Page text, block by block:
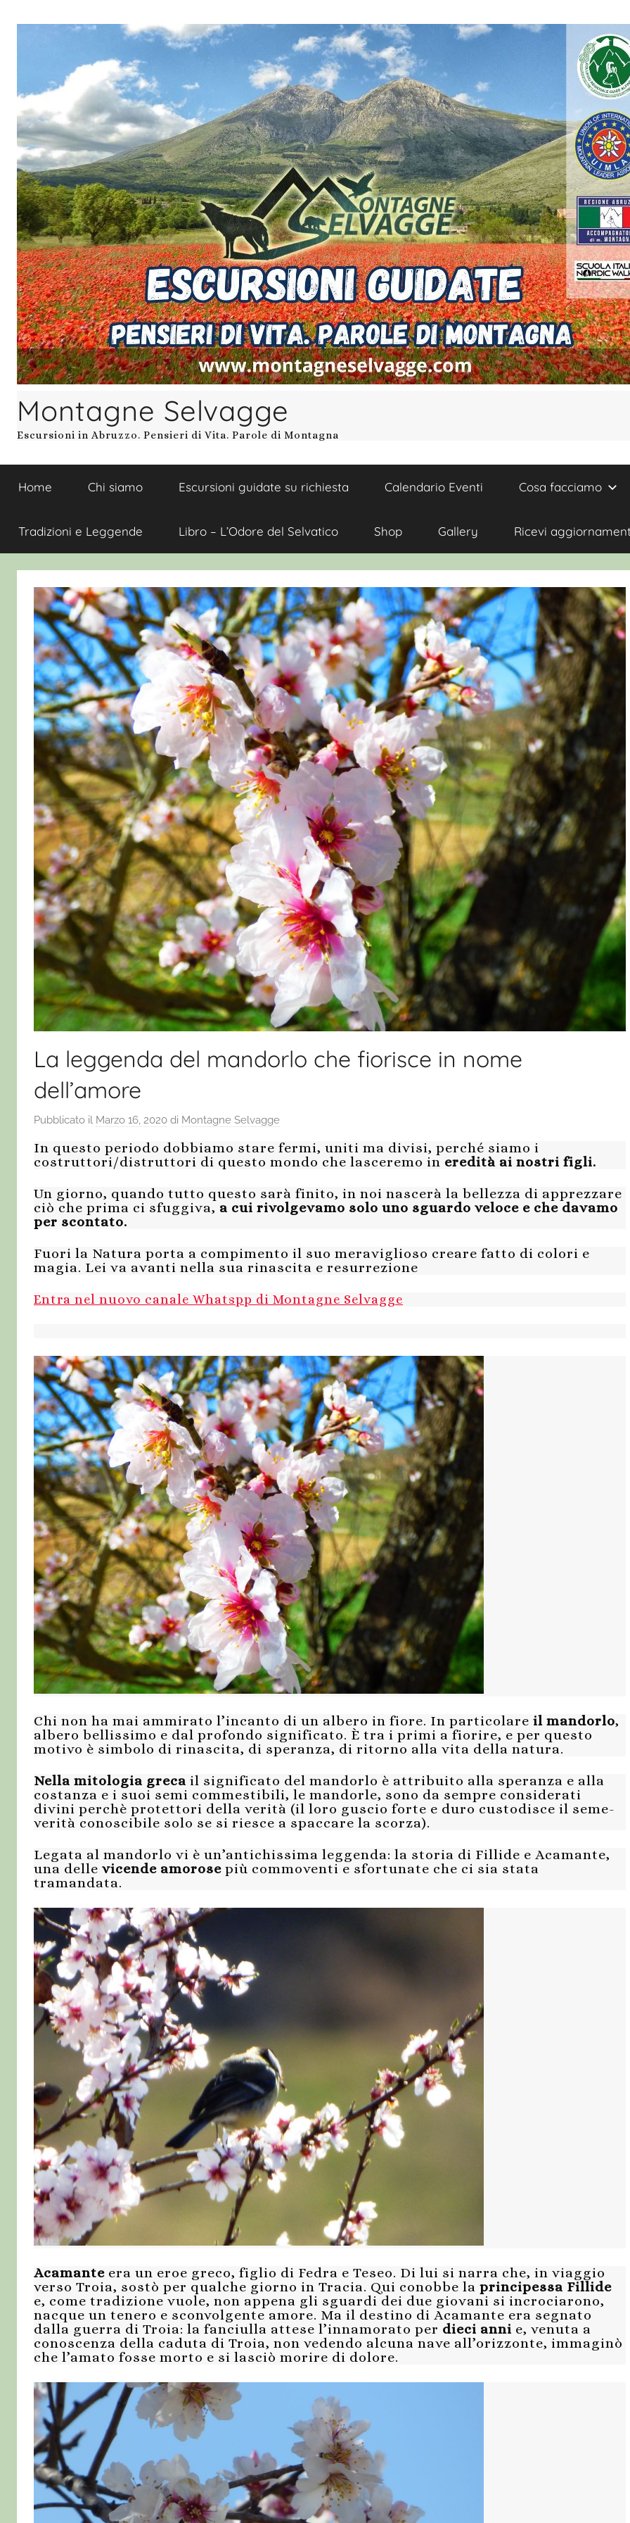
Montagne Selvagge
Escursioni in Abruzzo. Pensieri di Vita. Parole di Montagna
Home Chi siamo Escursioni guidate su richiesta Calendario Eventi Cosa facciamo
Tradizioni e Leggende Libro – L’Odore del Selvatico Shop Gallery Ricevi
La leggenda del mandorlo che fiorisce in nome
dell’amore
Pubblicato il Marzo 16, 2020 di Montagne Selvagge
In questo periodo dobbiamo stare fermi, uniti ma divisi, perché siamo i
costruttori/distruttori di questo mondo che lasceremo in eredità ai nostri figli.
Un giorno, quando tutto questo sarà finito, in noi nascerà la bellezza di apprezzare
ciò che prima ci sfuggiva, a cui rivolgevamo solo uno sguardo veloce e che davamo
per scontato.
Fuori la Natura porta a compimento il suo meraviglioso creare fatto di colori e
magia. Lei va avanti nella sua rinascita e resurrezione
Entra nel nuovo canale Whatspp di Montagne Selvagge
Chi non ha mai ammirato l’incanto di un albero in fiore. In particolare il mandorlo,
albero bellissimo e dal profondo significato. È tra i primi a fiorire, e per questo
motivo è simbolo di rinascita, di speranza, di ritorno alla vita della natura.
Nella mitologia greca il significato del mandorlo è attribuito alla speranza e alla
costanza e i suoi semi commestibili, le mandorle, sono da sempre considerati
divini perchè protettori della verità (il loro guscio forte e duro custodisce il seme-
verità conoscibile solo se si riesce a spaccare la scorza).
Legata al mandorlo vi è un’antichissima leggenda: la storia di Fillide e Acamante,
una delle vicende amorose più commoventi e sfortunate che ci sia stata
tramandata.
Acamante era un eroe greco, figlio di Fedra e Teseo. Di lui si narra che, in viaggio
verso Troia, sostò per qualche giorno in Tracia. Qui conobbe la principessa Fillide
e, come tradizione vuole, non appena gli sguardi dei due giovani si incrociarono,
nacque un tenero e sconvolgente amore. Ma il destino di Acamante era segnato
dalla guerra di Troia: la fanciulla attese l’innamorato per dieci anni e, venuta a
conoscenza della caduta di Troia, non vedendo alcuna nave all’orizzonte, immaginò
che l’amato fosse morto e si lasciò morire di dolore.